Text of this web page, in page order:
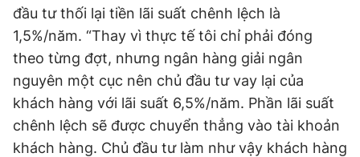
đầu tư thối lại tiền lãi suất chênh lệch là
1,5%/năm. “Thay vì thực tế tôi chỉ phải đóng
theo từng đợt, nhưng ngân hàng giải ngân
nguyên một cục nên chủ đầu tư vay lại của
khách hàng với lãi suất 6,5%/năm. Phần lãi suất
chênh lệch sẽ được chuyển thẳng vào tài khoản
khách hàng. Chủ đầu tư làm như vậy khách hàng